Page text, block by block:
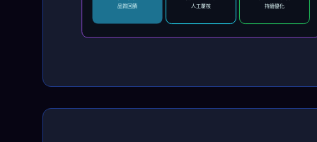
品質回饋
人工覆核
持續優化